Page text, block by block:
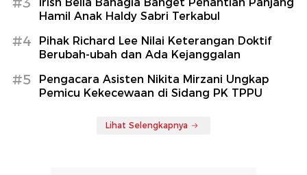
Hamil Anak Haldy Sabri Terkabul
#4
Pihak Richard Lee Nilai Keterangan Doktif
Berubah-ubah dan Ada Kejanggalan
#5
Pengacara Asisten Nikita Mirzani Ungkap
Pemicu Kekecewaan di Sidang PK TPPU
Lihat Selengkapnya